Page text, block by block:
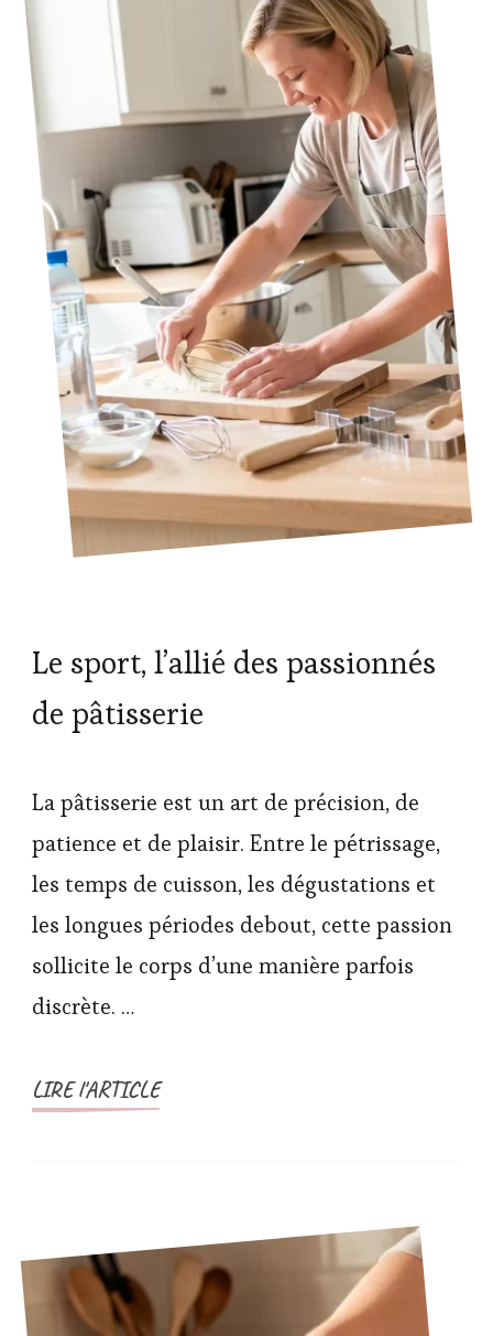
Le sport, l’allié des passionnés
de pâtisserie
La pâtisserie est un art de précision, de
patience et de plaisir. Entre le pétrissage,
les temps de cuisson, les dégustations et
les longues périodes debout, cette passion
sollicite le corps d’une manière parfois
discrète. …
LIRE l'ARTICLE